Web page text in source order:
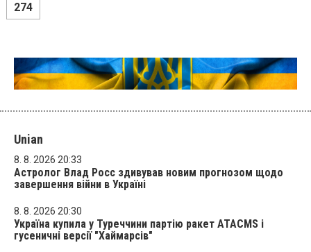
274
Unian
8. 8. 2026 20:33
Астролог Влад Росс здивував новим прогнозом щодо
завершення війни в Україні
8. 8. 2026 20:30
Україна купила у Туреччини партію ракет ATACMS і
гусеничні версії "Хаймарсів"